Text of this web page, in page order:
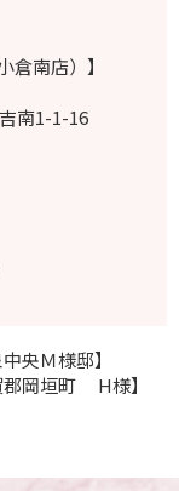
倉南店）】
南1-1-16
央Ｍ様邸】
岡垣町 H様】